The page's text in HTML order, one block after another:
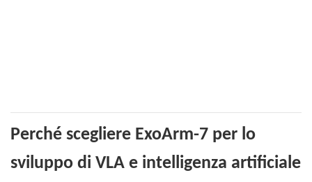
Perché scegliere ExoArm-7 per lo
sviluppo di VLA e intelligenza artificiale